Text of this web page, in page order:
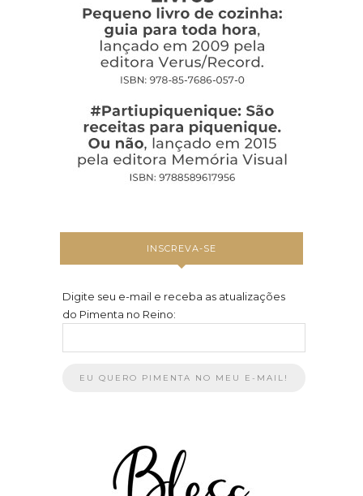
INSCREVA-SE
Digite seu e-mail e receba as atualizações
do Pimenta no Reino: